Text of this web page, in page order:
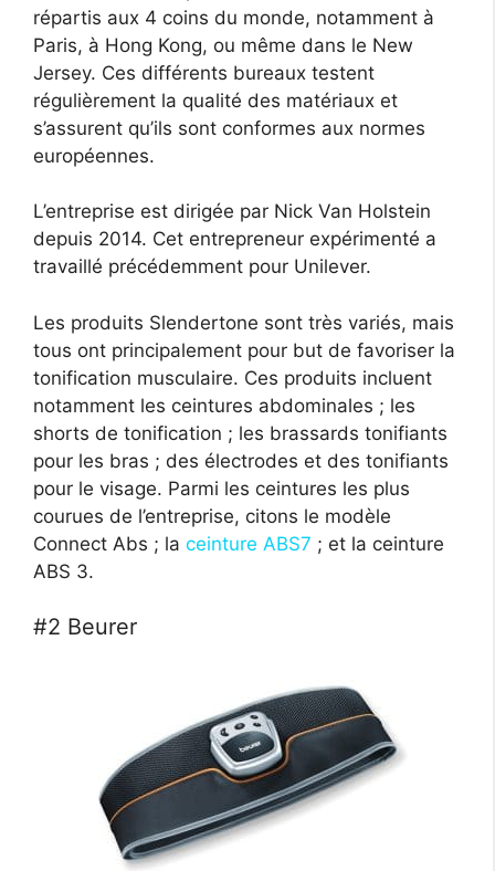
répartis aux 4 coins du monde, notamment à
Paris, à Hong Kong, ou même dans le New
Jersey. Ces différents bureaux testent
régulièrement la qualité des matériaux et
s’assurent qu’ils sont conformes aux normes
européennes.
L’entreprise est dirigée par Nick Van Holstein
depuis 2014. Cet entrepreneur expérimenté a
travaillé précédemment pour Unilever.
Les produits Slendertone sont très variés, mais
tous ont principalement pour but de favoriser la
tonification musculaire. Ces produits incluent
notamment les ceintures abdominales ; les
shorts de tonification ; les brassards tonifiants
pour les bras ; des électrodes et des tonifiants
pour le visage. Parmi les ceintures les plus
courues de l’entreprise, citons le modèle
Connect Abs ; la ceinture ABS7 ; et la ceinture
ABS 3.
#2 Beurer